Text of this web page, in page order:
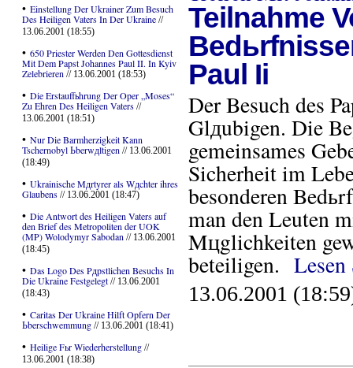
• Einstellung Der Ukrainer Zum Besuch
Des Heiligen Vaters In Der Ukraine//
13.06.2001 (18:55)
• 650 Priester Werden Den Gottesdienst
Mit Dem Papst Johannes Paul II. In Kyiv
Zelebrieren// 13.06.2001 (18:53)
• Die Erstauffьhrung Der Oper „Moses“
Zu Ehren Des Heiligen Vaters//
13.06.2001 (18:51)
• Nur Die Barmherzigkeit Kann
Tschernobyl Ьberwдltigen// 13.06.2001
(18:49)
• Ukrainische Mдrtyrer als Wдchter ihres
Glaubens// 13.06.2001 (18:47)
• Die Antwort des Heiligen Vaters auf
den Brief des Metropoliten der UOK
(MP) Wolodymyr Sabodan// 13.06.2001
(18:45)
• Das Logo Des Pдpstlichen Besuchs In
Die Ukraine Festgelegt// 13.06.2001
(18:43)
• Caritas Der Ukraine Hilft Opfern Der
Ьberschwemmung// 13.06.2001 (18:41)
• Heilige Fьr Wiederherstellung//
13.06.2001 (18:38)
Teilnahme
Paul Ii
Der Besuch des
Glдubigen. Die
gemeinsames
Sicherheit im
besonderen
man den Leuten
Mцglichkeiten
beteiligen.
13.06.2001